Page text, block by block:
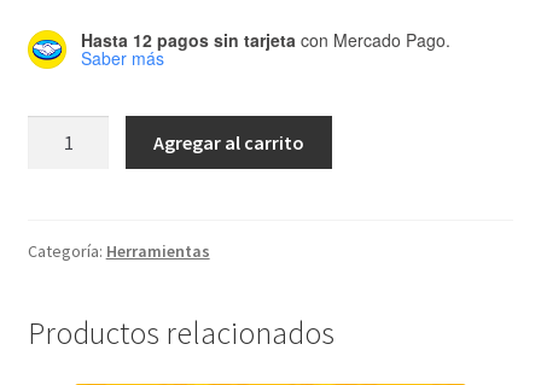
Hasta 12 pagos sin tarjetacon Mercado Pago.
Saber más
Agregar al carrito
Categoría: Herramientas
Productos relacionados